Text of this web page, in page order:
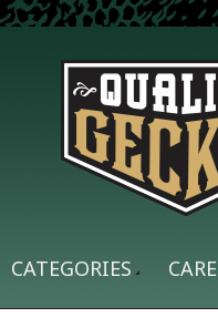
CATEGORIES CARE